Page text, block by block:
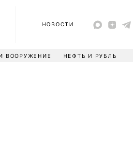
НОВОСТИ
ВООРУЖЕНИЕ НЕФТЬ И РУБЛЬ